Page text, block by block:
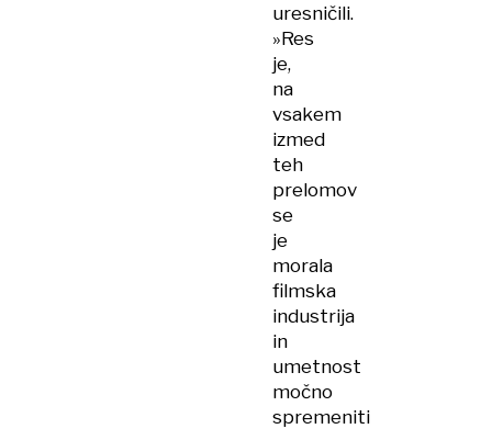
uresničili.
»Res
je,
na
vsakem
izmed
teh
prelomov
se
je
morala
filmska
industrija
in
umetnost
močno
spremeniti